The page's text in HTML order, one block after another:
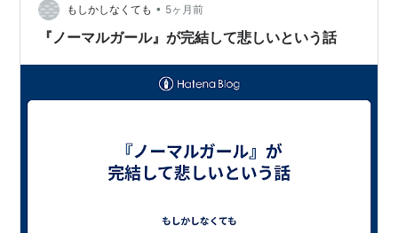
な行動も褒めるお父さん。人によって犬に対する…
もしかしなくても • 5ヶ月前
『ノーマルガール』が完結して悲しいという話